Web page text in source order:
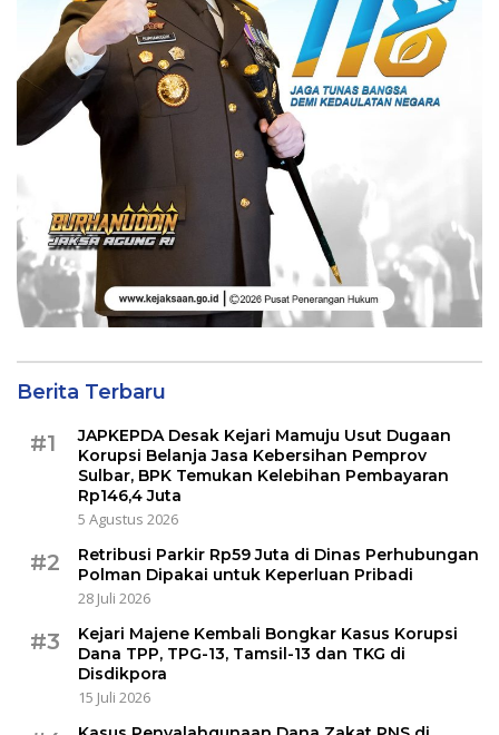
Berita Terbaru
#1
JAPKEPDA Desak Kejari Mamuju Usut Dugaan
Korupsi Belanja Jasa Kebersihan Pemprov
Sulbar, BPK Temukan Kelebihan Pembayaran
Rp146,4 Juta
5 Agustus 2026
#2
Retribusi Parkir Rp59 Juta di Dinas Perhubungan
Polman Dipakai untuk Keperluan Pribadi
28 Juli 2026
#3
Kejari Majene Kembali Bongkar Kasus Korupsi
Dana TPP, TPG-13, Tamsil-13 dan TKG di
Disdikpora
15 Juli 2026